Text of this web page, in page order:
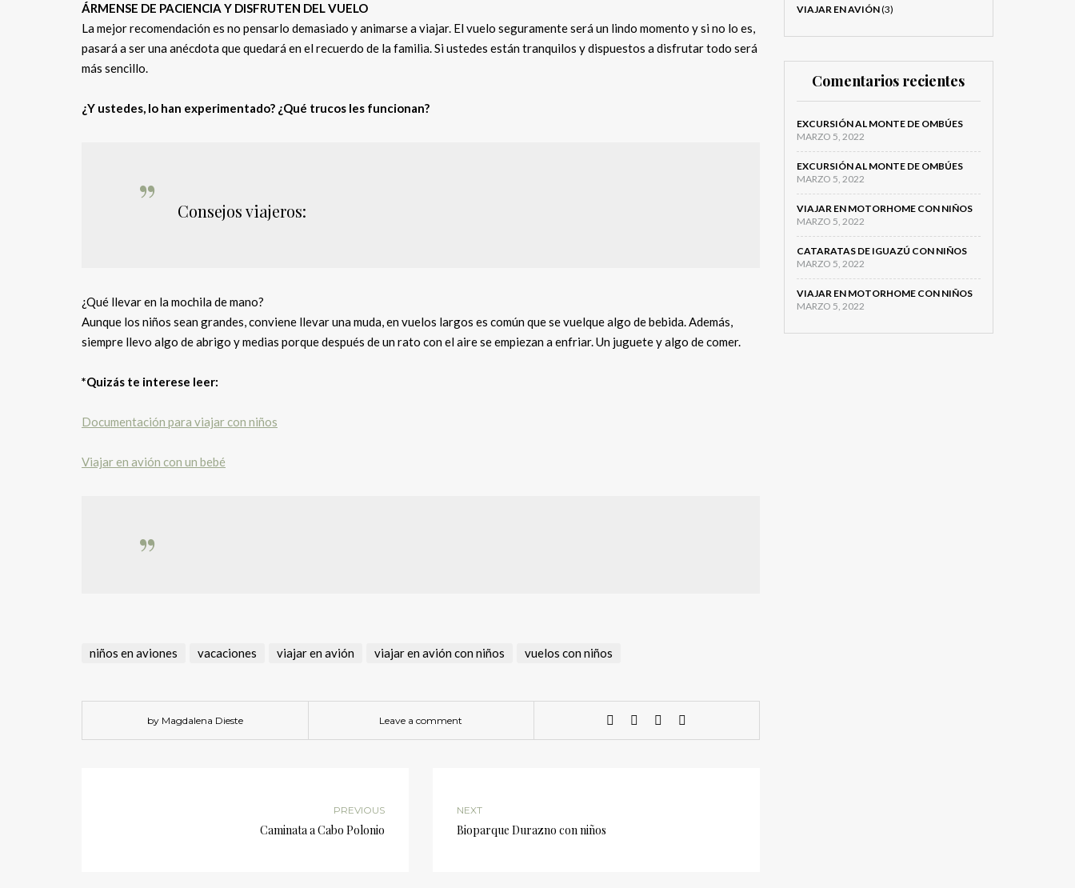
ÁRMENSE DE PACIENCIA Y DISFRUTEN DEL VUELO
La mejor recomendación es no pensarlo demasiado y animarse a viajar. El vuelo seguramente será un lindo momento y si no lo es,
pasará a ser una anécdota que quedará en el recuerdo de la familia. Si ustedes están tranquilos y dispuestos a disfrutar todo será
más sencillo.
¿Y ustedes, lo han experimentado? ¿Qué trucos les funcionan?
Consejos viajeros:
¿Qué llevar en la mochila de mano?
Aunque los niños sean grandes, conviene llevar una muda, en vuelos largos es común que se vuelque algo de bebida. Además,
siempre llevo algo de abrigo y medias porque después de un rato con el aire se empiezan a enfriar. Un juguete y algo de comer.
*Quizás te interese leer:
Documentación para viajar con niños
Viajar en avión con un bebé
niños en aviones vacaciones viajar en avión viajar en avión con niños vuelos con niños
by Magdalena Dieste Leave a comment
PREVIOUS
Caminata a Cabo Polonio
NEXT
Bioparque Durazno con niños
VIAJAR EN AVIÓN(3)
Comentarios recientes
EXCURSIÓN AL MONTE DE OMBÚES
MARZO 5, 2022
EXCURSIÓN AL MONTE DE OMBÚES
MARZO 5, 2022
VIAJAR EN MOTORHOME CON NIÑOS
MARZO 5, 2022
CATARATAS DE IGUAZÚ CON NIÑOS
MARZO 5, 2022
VIAJAR EN MOTORHOME CON NIÑOS
MARZO 5, 2022